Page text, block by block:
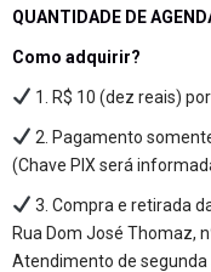
QUANTIDADE DE
Como adquirir?
1. R$ 10 (dez reais)
2. Pagamento
(Chave PIX será
3. Compra e retirada
Rua Dom José Thomaz,
Atendimento de segunda